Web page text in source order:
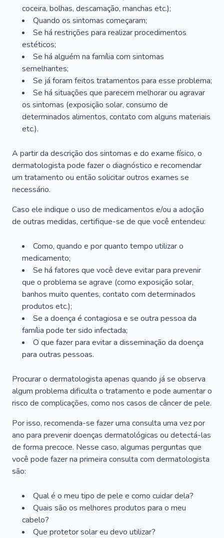
coceira, bolhas, descamação, manchas etc.);
Quando os sintomas começaram;
Se há restrições para realizar procedimentos
estéticos;
Se há alguém na família com sintomas
semelhantes;
Se já foram feitos tratamentos para esse problema;
Se há situações que parecem melhorar ou agravar
os sintomas (exposição solar, consumo de
determinados alimentos, contato com alguns materiais
etc.).
A partir da descrição dos sintomas e do exame físico, o
dermatologista pode fazer o diagnóstico e recomendar
um tratamento ou então solicitar outros exames se
necessário.
Caso ele indique o uso de medicamentos e/ou a adoção
de outras medidas, certifique-se de que você entendeu:
Como, quando e por quanto tempo utilizar o
medicamento;
Se há fatores que você deve evitar para prevenir
que o problema se agrave (como exposição solar,
banhos muito quentes, contato com determinados
produtos etc.);
Se a doença é contagiosa e se outra pessoa da
família pode ter sido infectada;
O que fazer para evitar a disseminação da doença
para outras pessoas.
Procurar o dermatologista apenas quando já se observa
algum problema dificulta o tratamento e pode aumentar o
risco de complicações, como nos casos de câncer de pele.
Por isso, recomenda-se fazer uma consulta uma vez por
ano para prevenir doenças dermatológicas ou detectá-las
de forma precoce. Nesse caso, algumas perguntas que
você pode fazer na primeira consulta com dermatologista
são:
Qual é o meu tipo de pele e como cuidar dela?
Quais são os melhores produtos para o meu
cabelo?
Que protetor solar eu devo utilizar?